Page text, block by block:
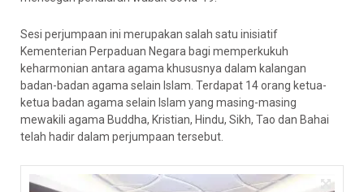
Sesi perjumpaan ini merupakan salah satu inisiatif
Kementerian Perpaduan Negara bagi memperkukuh
keharmonian antara agama khususnya dalam kalangan
badan-badan agama selain Islam. Terdapat 14 orang ketua-
ketua badan agama selain Islam yang masing-masing
mewakili agama Buddha, Kristian, Hindu, Sikh, Tao dan Bahai
telah hadir dalam perjumpaan tersebut.